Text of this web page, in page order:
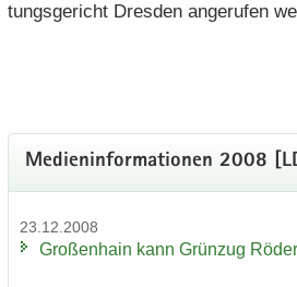
tungs­ge­richt Dres­den an­ge­ru­fen
Me­di­en­in­for­ma­tio­nen 2008
23.12.2008
Gro­ßen­hain kann Grün­zug